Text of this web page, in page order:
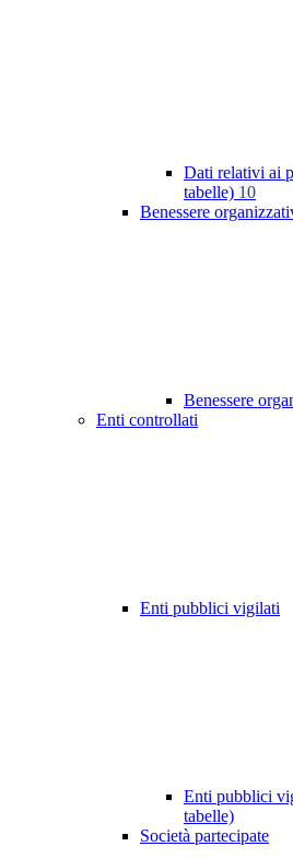
Dati relativi ai
tabelle) 10
Benessere
Benessere
Enti controllati
Enti pubblici vigilati
Enti pubblici
tabelle)
Società partecipate